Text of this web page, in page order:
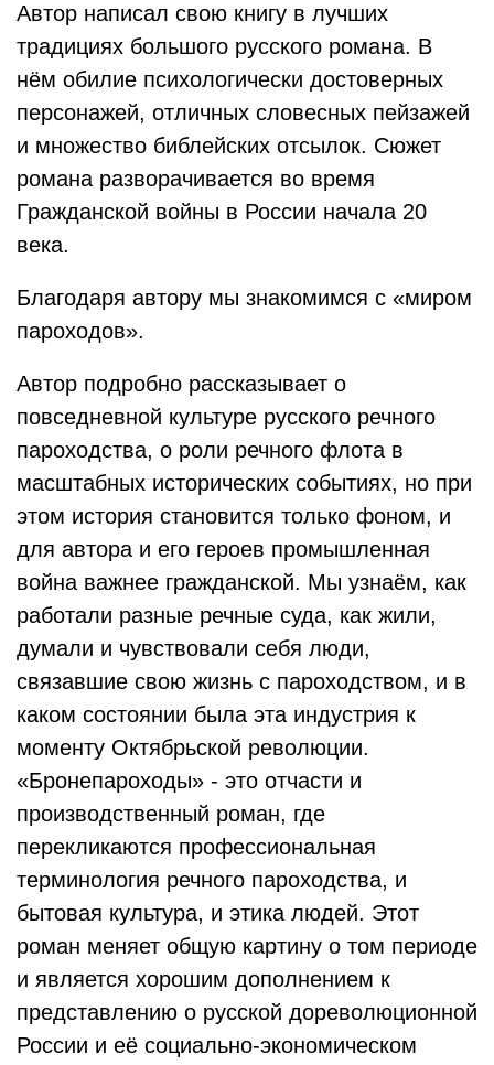
Автор написал свою книгу в лучших
традициях большого русского романа. В
нём обилие психологически достоверных
персонажей, отличных словесных пейзажей
и множество библейских отсылок. Сюжет
романа разворачивается во время
Гражданской войны в России начала 20
века.
Благодаря автору мы знакомимся с «миром
пароходов».
Автор подробно рассказывает о
повседневной культуре русского речного
пароходства, о роли речного флота в
масштабных исторических событиях, но при
этом история становится только фоном, и
для автора и его героев промышленная
война важнее гражданской. Мы узнаём, как
работали разные речные суда, как жили,
думали и чувствовали себя люди,
связавшие свою жизнь с пароходством, и в
каком состоянии была эта индустрия к
моменту Октябрьской революции.
«Бронепароходы» - это отчасти и
производственный роман, где
перекликаются профессиональная
терминология речного пароходства, и
бытовая культура, и этика людей. Этот
роман меняет общую картину о том периоде
и является хорошим дополнением к
представлению о русской дореволюционной
России и её социально-экономическом